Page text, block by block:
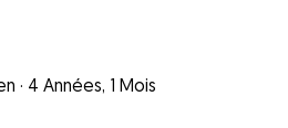
· 4 Années, 1 Mois